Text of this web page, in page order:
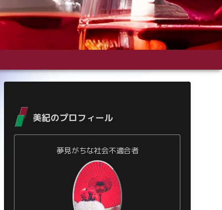
美紀のプロフィール
夢見がちな社会不適合者